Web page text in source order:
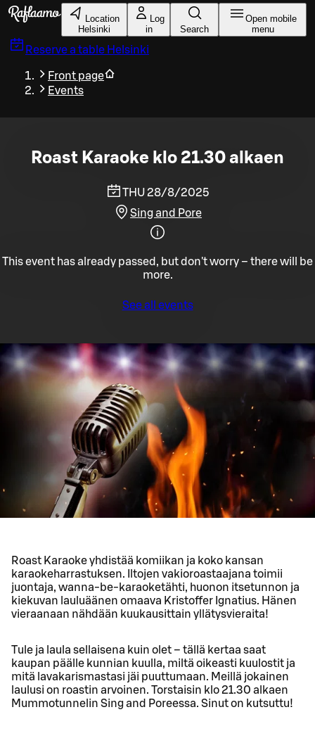
Skip to main content
Location
Helsinki
Log
in
Search
Open mobile
menu
Reserve a table Helsinki
Front page
Events
Roast Karaoke klo 21.30 alkaen
THU 28/8/2025
Sing and Pore
This event has already passed, but don't worry – there will be
more.
See all events
Roast Karaoke yhdistää komiikan ja koko kansan
karaokeharrastuksen. Iltojen vakioroastaajana toimii
juontaja, wanna-be-karaoketähti, huonon itsetunnon ja
kiekuvan lauluäänen omaava Kristoffer Ignatius. Hänen
vieraanaan nähdään kuukausittain yllätysvieraita!
Tule ja laula sellaisena kuin olet – tällä kertaa saat
kaupan päälle kunnian kuulla, miltä oikeasti kuulostit ja
mitä lavakarismastasi jäi puuttumaan. Meillä jokainen
laulusi on roastin arvoinen. Torstaisin klo 21.30 alkaen
Mummotunnelin Sing and Poreessa. Sinut on kutsuttu!